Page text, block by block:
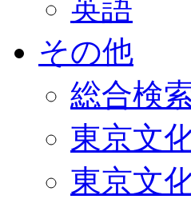
英語
その他
総合検
東京文
東京文